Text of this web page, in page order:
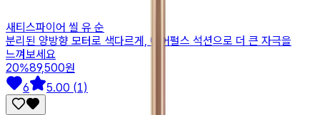
새티스파이어 씰 유 순
분리된 양방향 모터로 색다르게, 에어펄스 석션으로 더 큰 자극을
느껴보세요
20%89,500원
6
5.00 (1)